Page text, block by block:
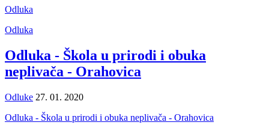
Odluka
Odluka
Odluka - Škola u prirodi i obuka
neplivača - Orahovica
Odluke 27. 01. 2020
Odluka - Škola u prirodi i obuka neplivača - Orahovica